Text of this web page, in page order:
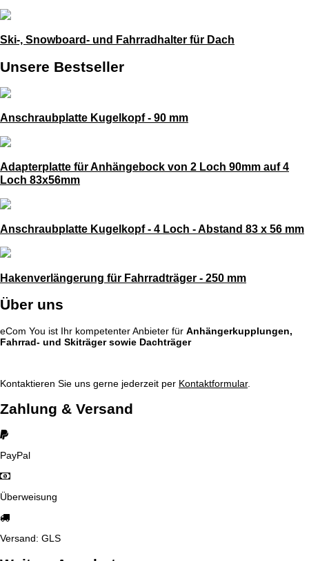
Ski-, Snowboard- und Fahrradhalter für Dach
Unsere Bestseller
Anschraubplatte Kugelkopf - 90 mm
Adapterplatte für Anhängebock von 2 Loch 90mm auf 4
Loch 83x56mm
Anschraubplatte Kugelkopf - 4 Loch - Abstand 83 x 56 mm
Hakenverlängerung für Fahrradträger - 250 mm
Über uns
eCom You ist Ihr kompetenter Anbieter für Anhängerkupplungen,
Fahrrad- und Skiträger sowie Dachträger
Kontaktieren Sie uns gerne jederzeit per Kontaktformular.
Zahlung & Versand
PayPal
Überweisung
Versand: GLS